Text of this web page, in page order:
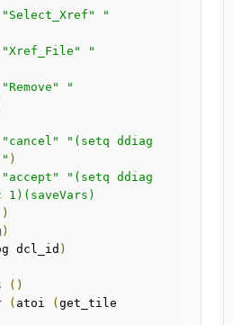
"Select_Xref"
"
"Xref_File"
"
"Remove"
"
"cancel"
"(setq ddiag
)
"accept"
"(setq ddiag
)
)
dcl_id )
()
( atoi (